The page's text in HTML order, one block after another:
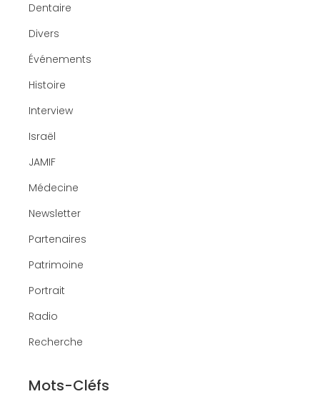
Dentaire
Divers
Événements
Histoire
Interview
Israël
JAMIF
Médecine
Newsletter
Partenaires
Patrimoine
Portrait
Radio
Recherche
Mots-Cléfs